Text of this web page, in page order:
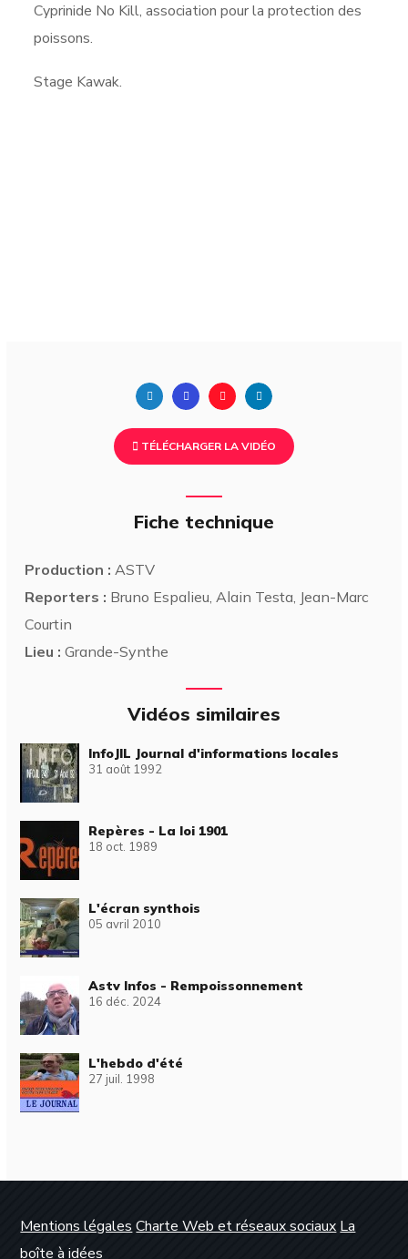
Cyprinide No Kill, association pour la protection des
poissons.
Stage Kawak.
TÉLÉCHARGER LA VIDÉO
Fiche technique
Production : ASTV
Reporters : Bruno Espalieu, Alain Testa, Jean-Marc
Courtin
Lieu : Grande-Synthe
Vidéos similaires
InfoJIL Journal d'informations locales
31 août 1992
Repères - La loi 1901
18 oct. 1989
L'écran synthois
05 avril 2010
Astv Infos - Rempoissonnement
16 déc. 2024
L'hebdo d'été
27 juil. 1998
Mentions légales Charte Web et réseaux sociaux La
boîte à idées